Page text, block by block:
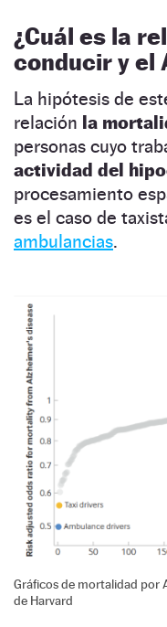
¿Cuál es la
conducir y el
La hipótesis de
relación la
personas cuyo
actividad del
procesamiento
es el caso de
ambulancias.
Gráficos de mortalidad por
de Harvard